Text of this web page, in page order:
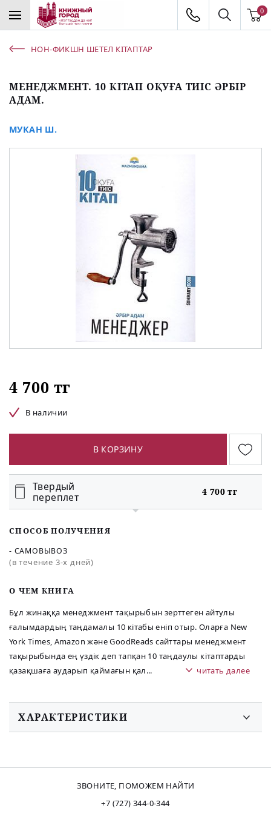
0
НОН-ФИКШН ШЕТЕЛ КІТАПТАР
МЕНЕДЖМЕНТ. 10 КІТАП ОҚУҒА ТИІС ӘРБІР
АДАМ.
МУКАН Ш.
O ЧЕМ КНИГА
Бұл жинаққа менеджмент тақырыбын зерттеген айтулы
ғалымдардың таңдамалы 10 кітабы еніп отыр. Оларға New
York Times, Amazоn және GoodReads сайттары менеджмент
тақырыбында ең үздік деп тапқан 10 таңдаулы кітаптарды
қазақшаға аударып қаймағын қал... читать далее
4 700 тг
В наличии
В КОРЗИНУ
Твердый
переплет
4 700 тг
СПОСОБ ПОЛУЧЕНИЯ
- САМОВЫВОЗ
(в течение 3-х дней)
ХАРАКТЕРИСТИКИ
ЗВОНИТЕ, ПОМОЖЕМ НАЙТИ
+7 (727) 344-0-344